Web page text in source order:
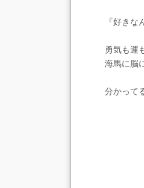
『好きな
勇気も運
海馬に脳
分かって